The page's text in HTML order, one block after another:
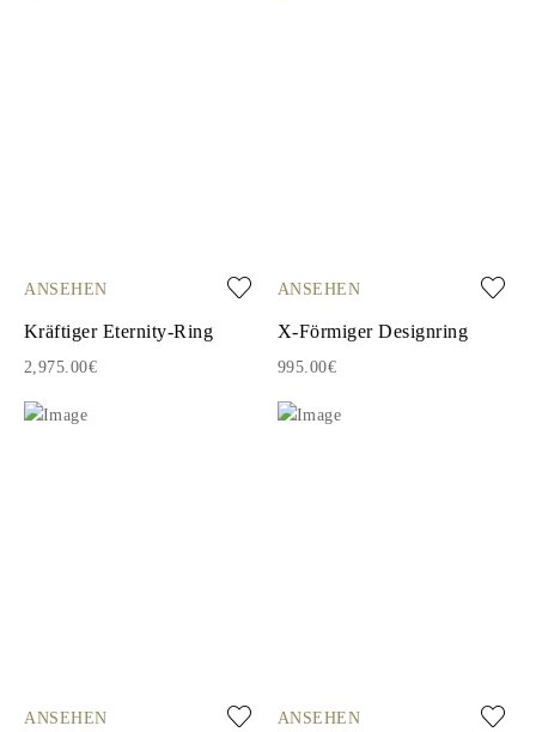
ANSEHEN
Kräftiger Eternity-Ring
2,975.00€
ANSEHEN
X-Förmiger Designring
995.00€
ANSEHEN ANSEHEN